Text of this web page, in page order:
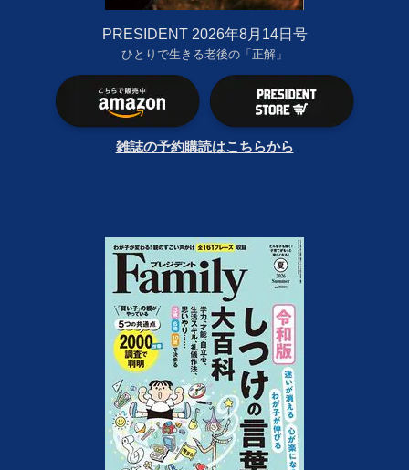
PRESIDENT 2026年8月14日号
ひとりで生きる老後の「正解」
雑誌の予約購読はこちらから